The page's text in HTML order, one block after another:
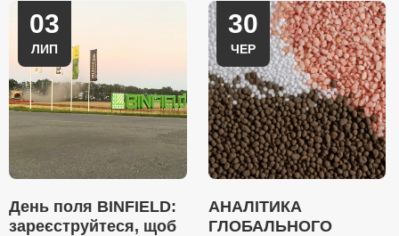
03
ЛИП
День поля BINFIELD:
зареєструйтеся, щоб
30
ЧЕР
АНАЛІТИКА
ГЛОБАЛЬНОГО